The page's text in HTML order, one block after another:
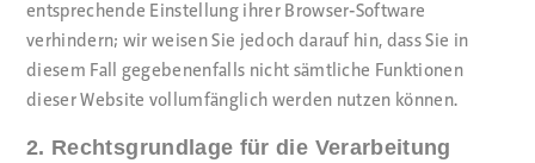
entsprechende Einstellung ihrer Browser-Software
verhindern; wir weisen Sie jedoch darauf hin, dass Sie in
diesem Fall gegebenenfalls nicht sämtliche Funktionen
dieser Website vollumfänglich werden nutzen können.
2. Rechtsgrundlage für die Verarbeitung